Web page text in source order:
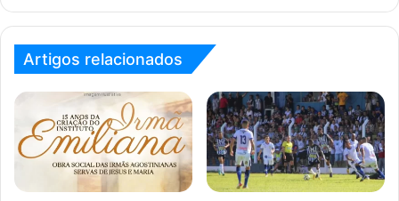
Artigos relacionados